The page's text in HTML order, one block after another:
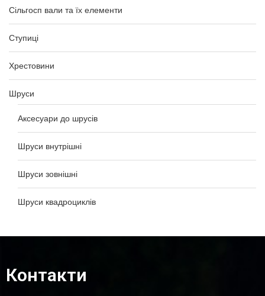
Сільгосп вали та їх елементи
Ступиці
Хрестовини
Шруси
Аксесуари до шрусів
Шруси внутрішні
Шруси зовнішні
Шруси квадроциклів
Контакти